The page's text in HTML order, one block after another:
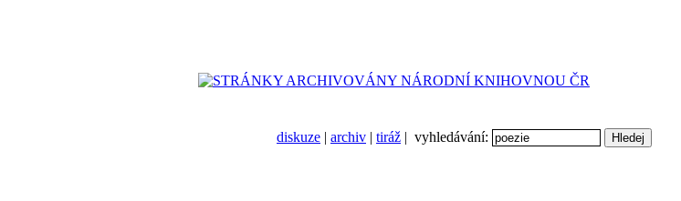
diskuze | archiv | tiráž | vyhledávání: